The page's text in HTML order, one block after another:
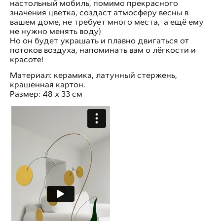
настольный мобиль, помимо прекрасного
значения цветка, создаст атмосферу весны в
вашем доме, не требует много места, а ещё ему
не нужно менять воду)
Но он будет украшать и плавно двигаться от
потоков воздуха, напоминать вам о лёгкости и
красоте!
Материал: керамика, латунный стержень,
крашенная картон.
Размер: 48 х 33 см